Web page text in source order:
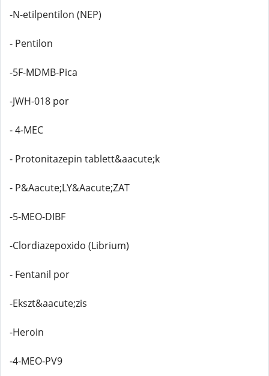
-N-etilpentilon (NEP)
- Pentilon
-5F-MDMB-Pica
-JWH-018 por
- 4-MEC
- Protonitazepin tablett&aacute;k
- P&Aacute;LY&Aacute;ZAT
-5-MEO-DIBF
-Clordiazepoxido (Librium)
- Fentanil por
-Ekszt&aacute;zis
-Heroin
-4-MEO-PV9